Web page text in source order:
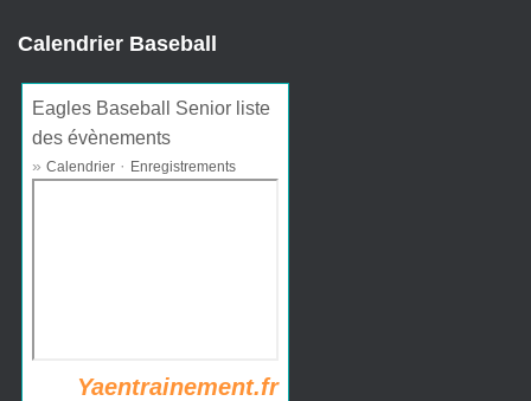
Calendrier Baseball
Eagles Baseball Senior liste
des évènements
» Calendrier · Enregistrements
Yaentrainement.fr